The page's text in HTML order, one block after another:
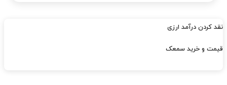
نقد کردن درآمد ارزی
قیمت و خرید سمعک